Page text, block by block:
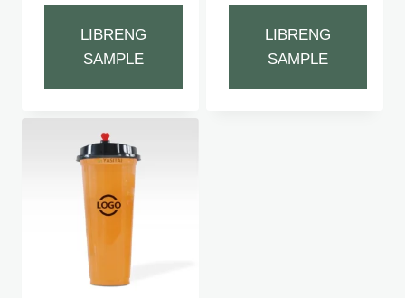
LIBRENG
SAMPLE
LIBRENG
SAMPLE